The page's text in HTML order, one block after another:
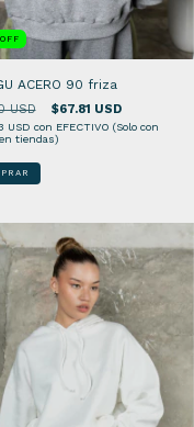
OFF
ACERO 90 friza
USD $67.81 USD
USD con EFECTIVO (Solo con
tiendas)